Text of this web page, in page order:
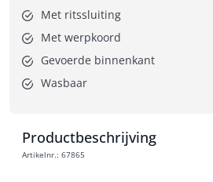
Met ritssluiting
Met werpkoord
Gevoerde binnenkant
Wasbaar
Productbeschrijving
Artikelnr.: 67865